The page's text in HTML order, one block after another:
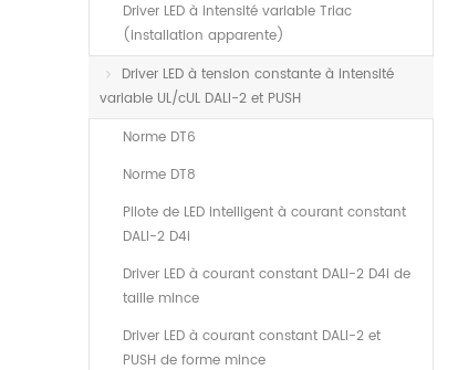
Driver LED à intensité variable Triac
(installation apparente)
Driver LED à tension constante à intensité
variable UL/cUL DALI-2 et PUSH
Norme DT6
Norme DT8
Pilote de LED intelligent à courant constant
DALI-2 D4i
Driver LED à courant constant DALI-2 D4i de
taille mince
Driver LED à courant constant DALI-2 et
PUSH de forme mince